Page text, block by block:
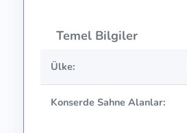
Temel Bilgiler
Ülke:
Konserde Sahne Alanlar: